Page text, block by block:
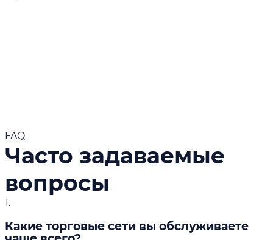
FAQ
Часто задаваемые
вопросы
1.
Какие торговые сети вы обслуживаете